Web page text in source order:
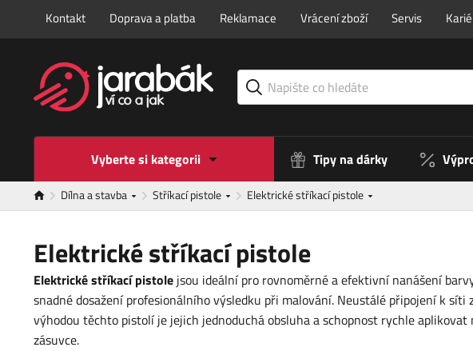
Kontakt Doprava a platba Reklamace Vrácení zboží Servis
Vyberte si kategorii Tipy na dárky
Dílna a stavba Stříkací pistole Elektrické stříkací pistole
Elektrické stříkací pistole
Elektrické stříkací pistole jsou ideální pro rovnoměrné a efektivní nanášení
snadné dosažení profesionálního výsledku při malování. Neustálé připojení k
výhodou těchto pistolí je jejich jednoduchá obsluha a schopnost rychle
zásuvce.